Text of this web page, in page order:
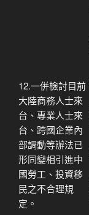
12.一併檢討目前
大陸商務人士來
台、專業人士來
台、跨國企業內
部調動等辦法已
形同變相引進中
國勞工、投資移
民之不合理規
定。